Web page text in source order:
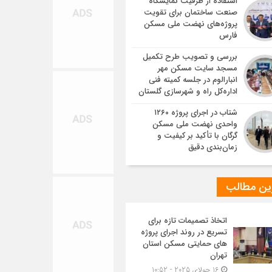
صنعت ساختمان برای تقویت
پروژه‌های نهضت ملی مسکن
فارس
بررسی و تصویب طرح تکمیل
مسجد سایت مسکن مهر
انبارالوم در جلسه کمیته فنی
اداره‌کل راه و شهرسازی گلستان
شتاب در اجرای پروژه ۱۲۶۰
واحدی نهضت ملی مسکن
گرگان با تأکید بر کیفیت و
زمان‌بندی دقیق
مطالب
اتخاذ تصمیمات تازه برای
تسریع در روند اجرای پروژه
های حمایتی مسکن استان
تهران